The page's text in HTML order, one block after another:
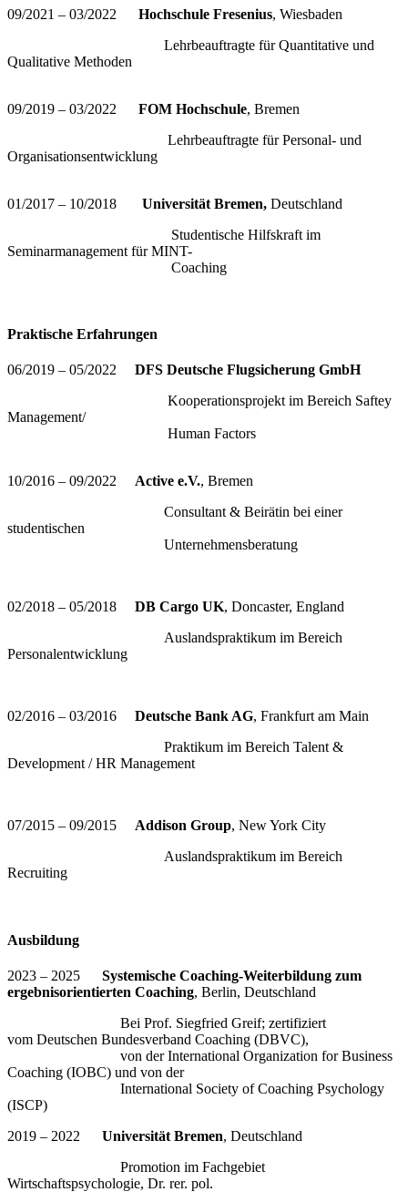
09/2021 – 03/2022 Hochschule Fresenius, Wiesbaden
Lehrbeauftragte für Quantitative und
Qualitative Methoden
09/2019 – 03/2022 FOM Hochschule, Bremen
Lehrbeauftragte für Personal- und
Organisationsentwicklung
01/2017 – 10/2018 Universität Bremen, Deutschland
Studentische Hilfskraft im
Seminarmanagement für MINT-
Coaching
Praktische Erfahrungen
06/2019 – 05/2022
DFS Deutsche Flugsicherung GmbH
Kooperationsprojekt im Bereich Saftey
Management/
Human Factors
10/2016 – 09/2022 Active e.V., Bremen
Consultant & Beirätin bei einer
studentischen
Unternehmensberatung
02/2018 – 05/2018 DB Cargo UK, Doncaster, England
Auslandspraktikum im Bereich
Personalentwicklung
02/2016 – 03/2016 Deutsche Bank AG, Frankfurt am Main
Praktikum im Bereich Talent &
Development / HR Management
07/2015 – 09/2015 Addison Group, New York City
Auslandspraktikum im Bereich
Recruiting
Ausbildung
2023 – 2025 Systemische Coaching-Weiterbildung zum
ergebnisorientierten Coaching, Berlin, Deutschland
Bei Prof. Siegfried Greif; zertifiziert
vom Deutschen Bundesverband Coaching (DBVC),
von der International Organization for Business
Coaching (IOBC) und von der
International Society of Coaching Psychology
(ISCP)
2019 – 2022 Universität Bremen, Deutschland
Promotion im Fachgebiet
Wirtschaftspsychologie, Dr. rer. pol.